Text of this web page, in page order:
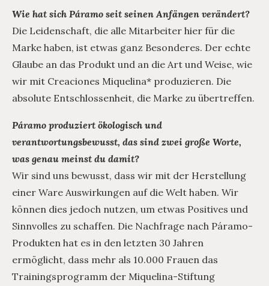
Wie hat sich Páramo seit seinen Anfängen verändert?
Die Leidenschaft, die alle Mitarbeiter hier für die
Marke haben, ist etwas ganz Besonderes. Der echte
Glaube an das Produkt und an die Art und Weise, wie
wir mit Creaciones Miquelina* produzieren. Die
absolute Entschlossenheit, die Marke zu übertreffen.
Páramo produziert ökologisch und
verantwortungsbewusst, das sind zwei große Worte,
was genau meinst du damit?
Wir sind uns bewusst, dass wir mit der Herstellung
einer Ware Auswirkungen auf die Welt haben. Wir
können dies jedoch nutzen, um etwas Positives und
Sinnvolles zu schaffen. Die Nachfrage nach Páramo-
Produkten hat es in den letzten 30 Jahren
ermöglicht, dass mehr als 10.000 Frauen das
Trainingsprogramm der Miquelina-Stiftung